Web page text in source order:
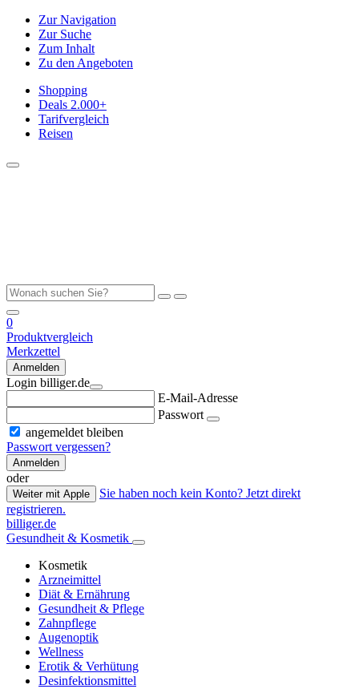
Zur Navigation
Zur Suche
Zum Inhalt
Zu den Angeboten
Shopping
Deals 2.000+
Tarifvergleich
Reisen
0
Produktvergleich
Merkzettel
Anmelden
Login billiger.de
E-Mail-Adresse
Passwort
angemeldet bleiben
Passwort vergessen?
Anmelden
oder
Weiter mit Apple
Sie haben noch kein Konto? Jetzt direkt
registrieren.
billiger.de
Gesundheit & Kosmetik
Kosmetik
Arzneimittel
Diät & Ernährung
Gesundheit & Pflege
Zahnpflege
Augenoptik
Wellness
Erotik & Verhütung
Desinfektionsmittel